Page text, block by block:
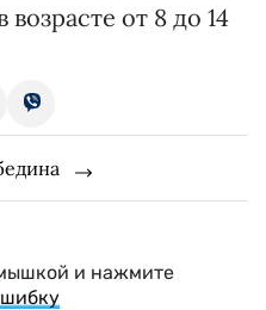
возрасте от 8 до 14
и нажмите